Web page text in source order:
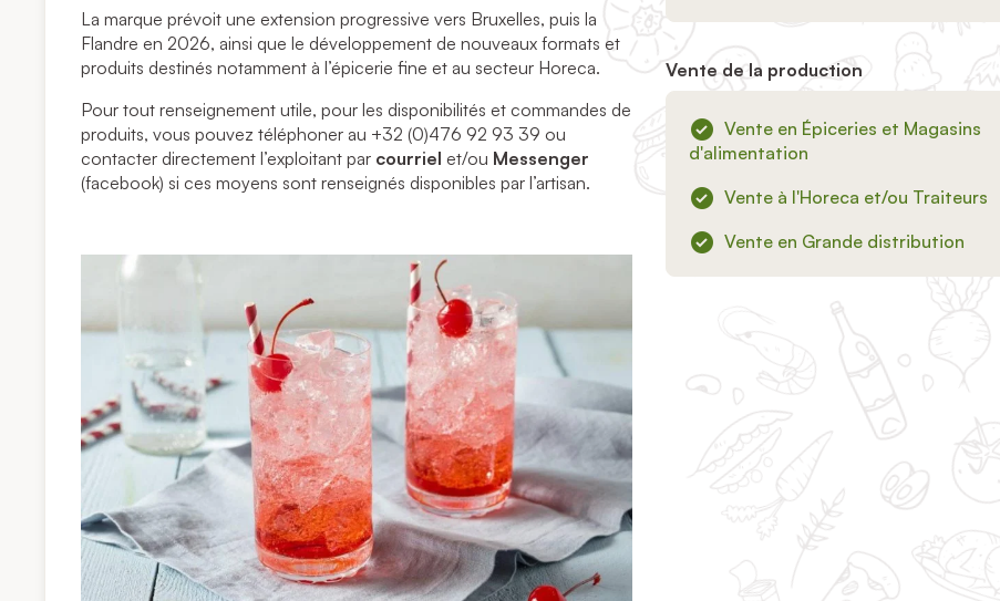
La marque prévoit une extension progressive vers Bruxelles, puis la
Flandre en 2026, ainsi que le développement de nouveaux formats et
produits destinés notamment à l’épicerie fine et au secteur Horeca.
Pour tout renseignement utile, pour les disponibilités et commandes de
produits, vous pouvez téléphoner au +32 (0)476 92 93 39 ou
contacter directement l’exploitant par courriel et/ou Messenger
(facebook) si ces moyens sont renseignés disponibles par l’artisan.
Vente de la production
Vente en Épiceries et Magasins
d'alimentation
Vente à l'Horeca et/ou Traiteurs
Vente en Grande distribution